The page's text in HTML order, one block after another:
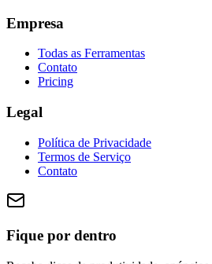
Empresa
Todas as Ferramentas
Contato
Pricing
Legal
Política de Privacidade
Termos de Serviço
Contato
Fique por dentro